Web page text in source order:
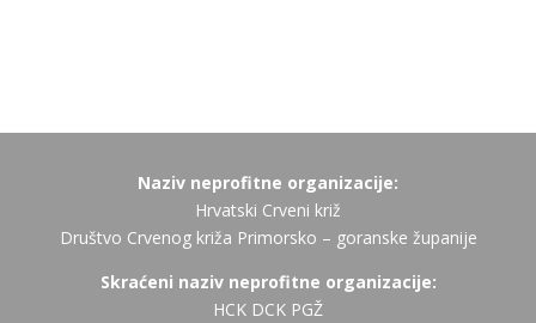
Naziv neprofitne organizacije:
Hrvatski Crveni križ
Društvo Crvenog križa Primorsko – goranske županije
Skraćeni naziv neprofitne organizacije:
HCK DCK PGŽ